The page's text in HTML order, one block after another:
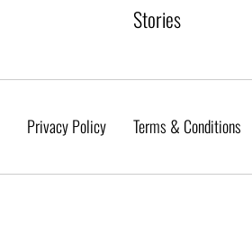
Stories
Privacy Policy Terms & Conditions